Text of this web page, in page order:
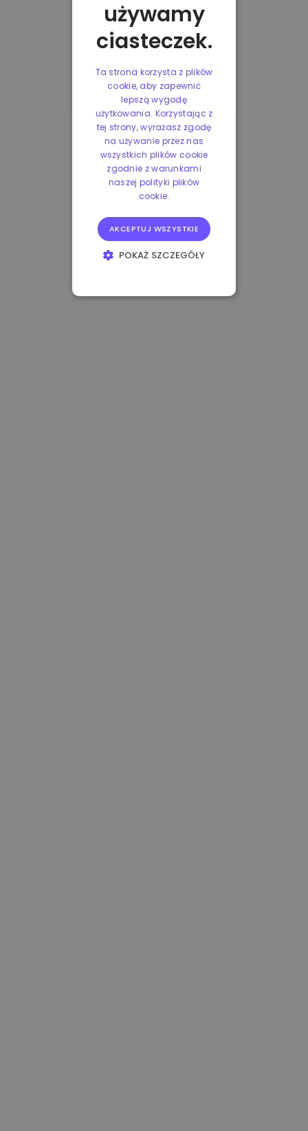
używamy
ciasteczek.
Ta strona korzysta z plików
cookie, aby zapewnić
lepszą wygodę
użytkowania. Korzystając z
tej strony, wyrażasz zgodę
na używanie przez nas
wszystkich plików cookie
zgodnie z warunkami
naszej polityki plików
cookie.
AKCEPTUJ WSZYSTKIE
POKAŻ SZCZEGÓŁY